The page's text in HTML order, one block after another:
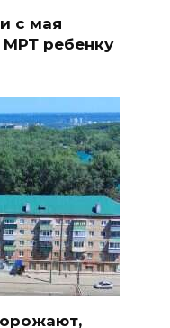
с мая
ребенку